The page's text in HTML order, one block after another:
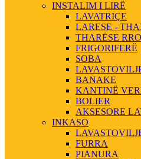
INSTALIM I LIRË
LAVATRIÇE
LARESE -
THARËSE
FRIGORIFERË
SOBA
BANAKE
KANTINË
BOLIER
AKSESORE
INKASO
FURRA
PIANURA